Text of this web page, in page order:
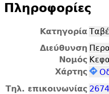
Πληροφορίες
Κατηγορία
Διεύθυνση
Νομός
Χάρτης
Τηλ. επικοινωνίας